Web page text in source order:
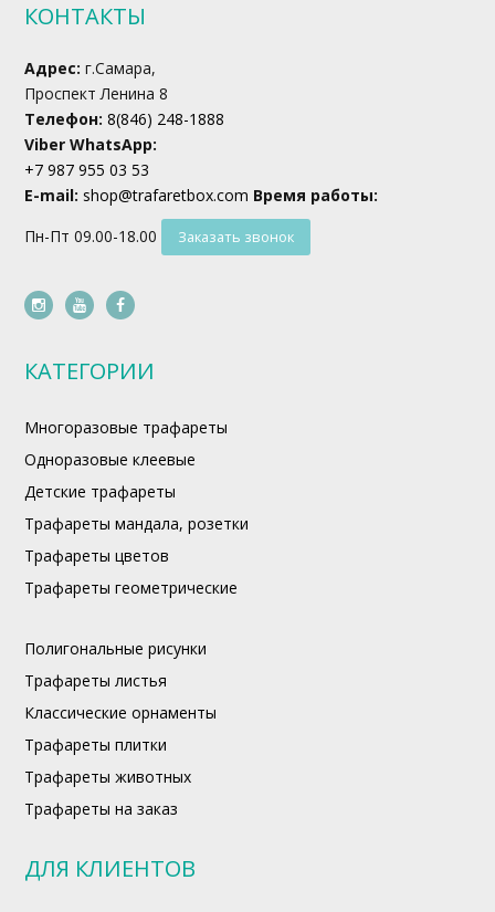
КОНТАКТЫ
Адрес: г.Самара,
Проспект Ленина 8
Телефон: 8(846) 248-1888
Viber WhatsApp:
+7 987 955 03 53
E-mail: shop@trafaretbox.com Время работы:
Пн-Пт 09.00-18.00
Заказать звонок
instagram
youtubefacebook
КАТЕГОРИИ
Многоразовые трафареты
Одноразовые клеевые
Детские трафареты
Трафареты мандала, розетки
Трафареты цветов
Трафареты геометрические
Полигональные рисунки
Трафареты листья
Классические орнаменты
Трафареты плитки
Трафареты животных
Трафареты на заказ
ДЛЯ КЛИЕНТОВ